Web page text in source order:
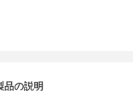
品の説明